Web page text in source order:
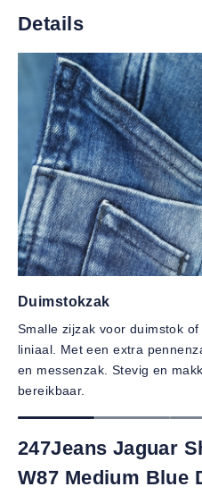
Details
Duimstokzak
Smalle zijzak voor duimstok of
liniaal. Met een extra
en messenzak. Stevig en
bereikbaar.
247Jeans Jaguar
W87 Medium Blue